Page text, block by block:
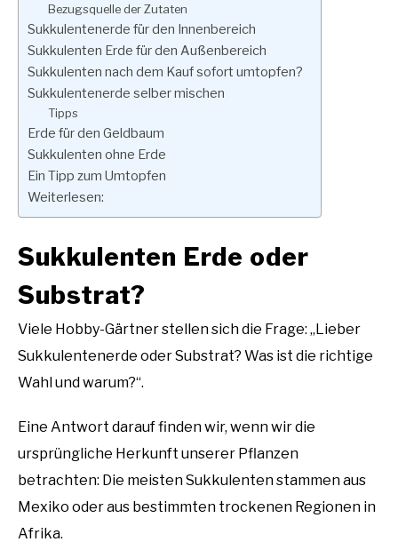
Bezugsquelle der Zutaten
Sukkulentenerde für den Innenbereich
Sukkulenten Erde für den Außenbereich
Sukkulenten nach dem Kauf sofort umtopfen?
Sukkulentenerde selber mischen
Tipps
Erde für den Geldbaum
Sukkulenten ohne Erde
Ein Tipp zum Umtopfen
Weiterlesen:
Sukkulenten Erde oder
Substrat?
Viele Hobby-Gärtner stellen sich die Frage: „Lieber
Sukkulentenerde oder Substrat? Was ist die richtige
Wahl und warum?“.
Eine Antwort darauf finden wir, wenn wir die
ursprüngliche Herkunft unserer Pflanzen
betrachten: Die meisten Sukkulenten stammen aus
Mexiko oder aus bestimmten trockenen Regionen in
Afrika.